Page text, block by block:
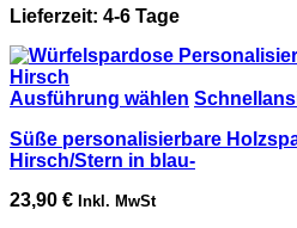
Lieferzeit: 4-6 Tage
Ausführung wählen
Süße personalisierbare
Hirsch/Stern in blau-
23,90 € Inkl. MwSt